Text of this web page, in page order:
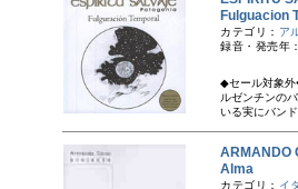
Fulguacion
カテゴリ： ア
録音・発売年
◆セール対象外
ルゼンチンの
いる実にバン
Alma
カテゴリ： イ